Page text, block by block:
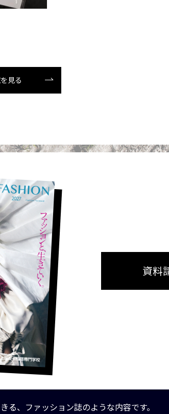
見る
資料
る、ファッション誌のような内容です。